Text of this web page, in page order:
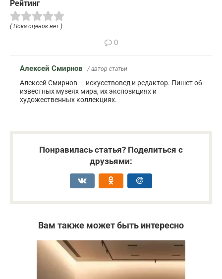
Рейтинг
( Пока оценок нет )
0
Алексей Смирнов / автор статьи
Алексей Смирнов — искусствовед и редактор. Пишет об
известных музеях мира, их экспозициях и
художественных коллекциях.
Понравилась статья? Поделиться с
друзьями:
Вам также может быть интересно